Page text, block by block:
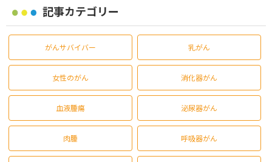
記事カテゴリー
がんサバイバー 乳がん
女性のがん 消化器がん
血液腫瘍 泌尿器がん
肉腫 呼吸器がん